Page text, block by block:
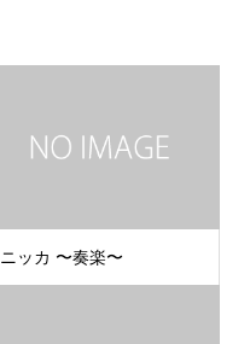
ニッカ 〜奏楽〜